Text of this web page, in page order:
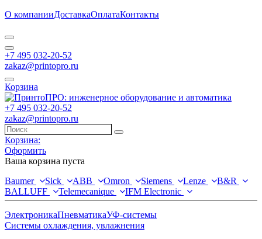
О компанииДоставкаОплатаКонтакты
+7 495 032-20-52
zakaz@printopro.ru
Корзина
+7 495 032-20-52
zakaz@printopro.ru
Корзина:
Оформить
Ваша корзина пуста
Baumer
Sick ABB Omron Siemens Lenze
B&R
BALLUFF
Telemecanique IFM Electronic
ЭлектроникаПневматикаУФ-системы
Системы охлаждения, увлажнения